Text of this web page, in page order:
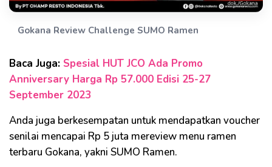
Gokana Review Challenge SUMO Ramen
Baca Juga: Spesial HUT JCO Ada Promo
Anniversary Harga Rp 57.000 Edisi 25-27
September 2023
Anda juga berkesempatan untuk mendapatkan voucher
senilai mencapai Rp 5 juta mereview menu ramen
terbaru Gokana, yakni SUMO Ramen.